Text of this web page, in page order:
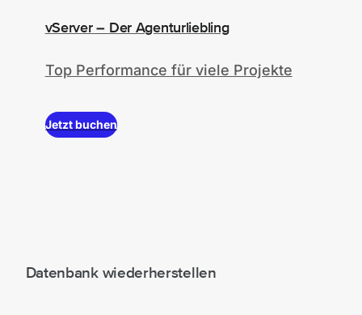
vServer – Der Agenturliebling
Top Performance für viele Projekte
Jetzt buchen
Datenbank wiederherstellen